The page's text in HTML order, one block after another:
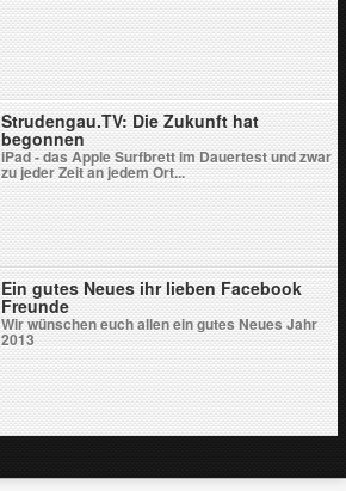
Strudengau.TV: Die Zukunft hat
begonnen
iPad - das Apple Surfbrett im Dauertest und zwar
zu jeder Zeit an jedem Ort...
Ein gutes Neues ihr lieben Facebook
Freunde
Wir wünschen euch allen ein gutes Neues Jahr
2013